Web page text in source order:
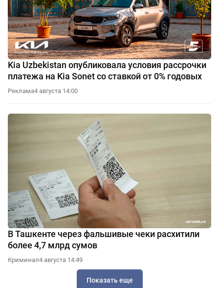
Kia Uzbekistan опубликовала условия рассрочки
платежа на Kia Sonet со ставкой от 0% годовых
Реклама4 августа 14:00
В Ташкенте через фальшивые чеки расхитили
более 4,7 млрд сумов
Криминал4 августа 14:49
Показать еще